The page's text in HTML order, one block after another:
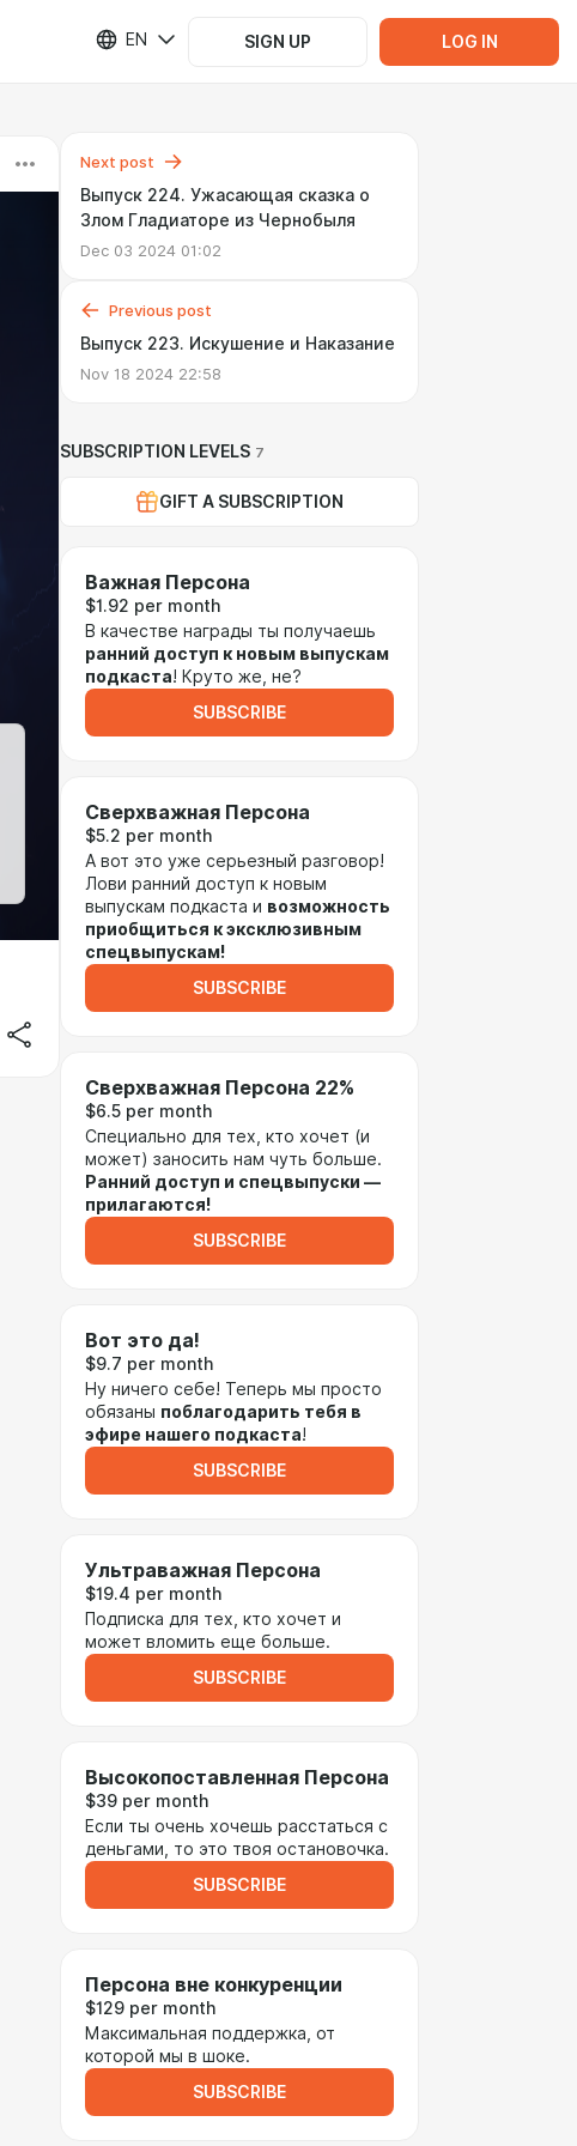
EN SIGN UP LOG IN
Next post
Выпуск 224. Ужасающая сказка о
Злом Гладиаторе из Чернобыля
Dec 03 2024 01:02
Previous post
Выпуск 223. Искушение и Наказание
Nov 18 2024 22:58
SUBSCRIPTION LEVELS 7
GIFT A SUBSCRIPTION
Важная Персона
$1.92 per month
В качестве награды ты получаешь
ранний доступ к новым выпускам
подкаста! Круто же, не?
SUBSCRIBE
Сверхважная Персона
$5.2 per month
А вот это уже серьезный разговор!
Лови ранний доступ к новым
выпускам подкаста и возможность
приобщиться к эксклюзивным
спецвыпускам!
SUBSCRIBE
Сверхважная Персона 22%
$6.5 per month
Специально для тех, кто хочет (и
может) заносить нам чуть больше.
Ранний доступ и спецвыпуски —
прилагаются!
SUBSCRIBE
Вот это да!
$9.7 per month
Ну ничего себе! Теперь мы просто
обязаны поблагодарить тебя в
эфире нашего подкаста!
SUBSCRIBE
Ультраважная Персона
$19.4 per month
Подписка для тех, кто хочет и
может вломить еще больше.
SUBSCRIBE
Высокопоставленная Персона
$39 per month
Если ты очень хочешь расстаться с
деньгами, то это твоя остановочка.
SUBSCRIBE
Персона вне конкуренции
$129 per month
Максимальная поддержка, от
которой мы в шоке.
SUBSCRIBE